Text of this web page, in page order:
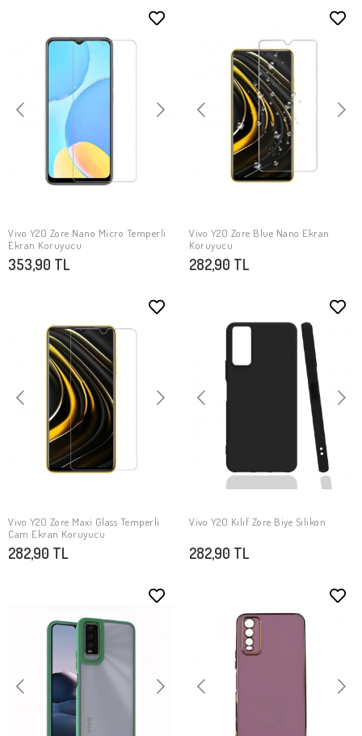
SEPETE EKLE
Vivo Y20 Zore Nano Micro Temperli
Ekran Koruyucu
353,90 TL
SEPETE EKLE
Vivo Y20 Zore Blue Nano Ekran
Koruyucu
282,90 TL
SEPETE EKLE
Vivo Y20 Zore Maxi Glass Temperli
Cam Ekran Koruyucu
282,90 TL
SEPETE EKLE
Vivo Y20 Kılıf Zore Biye Silikon
282,90 TL